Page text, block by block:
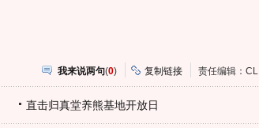
我来说两句(0) 复制链接 责任编辑：CL
直击归真堂养熊基地开放日